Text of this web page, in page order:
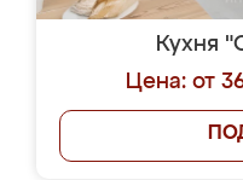
Кухня
Цена: от